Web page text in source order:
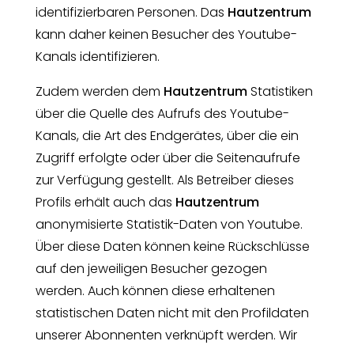
identifizierbaren Personen. Das Hautzentrum
kann daher keinen Besucher des Youtube-
Kanals identifizieren.
Zudem werden dem HautzentrumStatistiken
über die Quelle des Aufrufs des Youtube-
Kanals, die Art des Endgerätes, über die ein
Zugriff erfolgte oder über die Seitenaufrufe
zur Verfügung gestellt. Als Betreiber dieses
Profils erhält auch das Hautzentrum
anonymisierte Statistik-Daten von Youtube.
Über diese Daten können keine Rückschlüsse
auf den jeweiligen Besucher gezogen
werden. Auch können diese erhaltenen
statistischen Daten nicht mit den Profildaten
unserer Abonnenten verknüpft werden. Wir